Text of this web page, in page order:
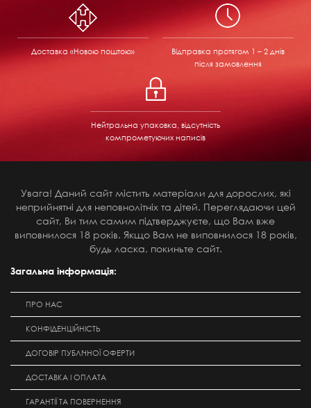
Доставка «Новою поштою» Відправка протягом 1 – 2 днів
після замовлення
Нейтральна упаковка, відсутність
компрометуючих написів
Увага! Даний сайт містить матеріали для дорослих, які
неприйнятні для неповнолітніх та дітей. Переглядаючи цей
сайт, Ви тим самим підтверджуєте, що Вам вже
виповнилося 18 років. Якщо Вам не виповнилося 18 років,
будь ласка, покиньте сайт.
Загальна інформація:
ПРО НАС
КОНФІДЕНЦІЙНІСТЬ
ДОГОВІР ПУБЛІЧНОЇ ОФЕРТИ
ДОСТАВКА І ОПЛАТА
ГАРАНТІЇ ТА ПОВЕРНЕННЯ